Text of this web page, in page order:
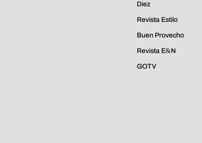
Diez
Revista Estilo
Buen Provecho
Revista E&N
GOTV